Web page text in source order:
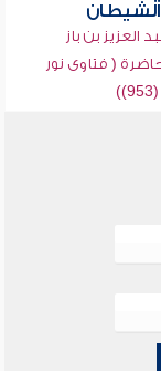
العزيز بن باز
( فتاوى نور